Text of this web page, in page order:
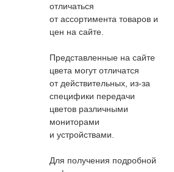
отличаться
от ассортимента товаров и
цен на сайте.
Представленные на сайте
цвета могут отличатся
от действительных, из-за
специфики передачи
цветов различными
мониторами
и устройствами.
Для получения подробной